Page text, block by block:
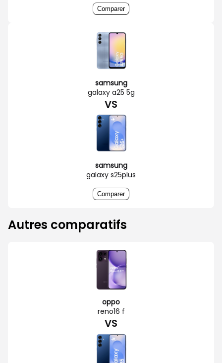
Comparer
samsung
galaxy a25 5g
VS
samsung
galaxy s25plus
Comparer
Autres comparatifs
oppo
reno16 f
VS